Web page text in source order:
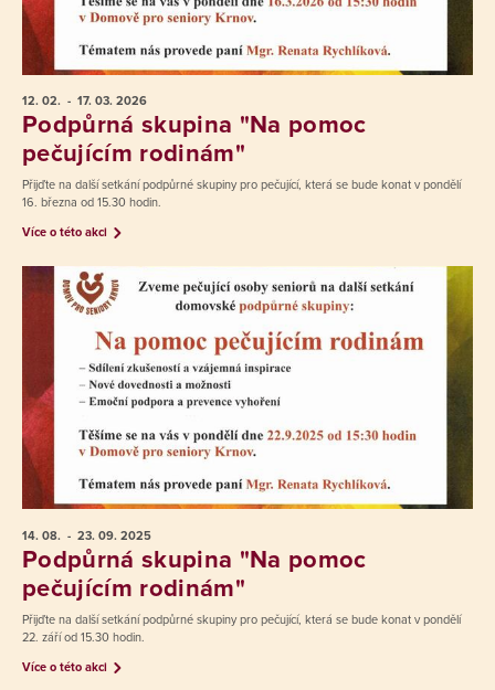
12. 02. - 17. 03. 2026
Podpůrná skupina "Na pomoc
pečujícím rodinám"
Přijďte na další setkání podpůrné skupiny pro pečující, která se bude konat v pondělí
16. března od 15.30 hodin.
Více o této akci
14. 08. - 23. 09. 2025
Podpůrná skupina "Na pomoc
pečujícím rodinám"
Přijďte na další setkání podpůrné skupiny pro pečující, která se bude konat v pondělí
22. září od 15.30 hodin.
Více o této akci